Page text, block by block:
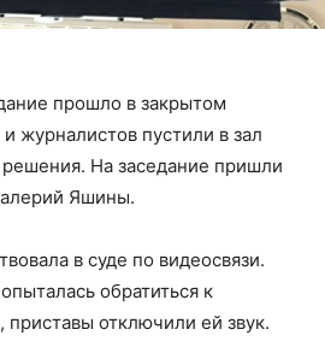
прошло в закрытом
журналистов пустили в зал
На заседание пришли
Яшины.
в суде по видеосвязи.
обратиться к
отключили ей звук.